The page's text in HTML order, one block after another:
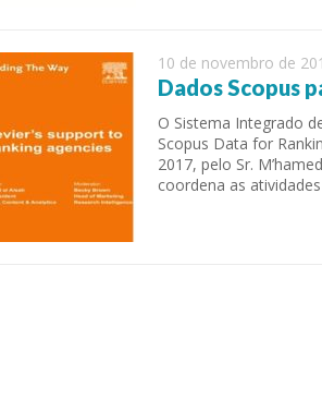
10 de novembro de
Dados Scopus
O Sistema Integrado
Scopus Data for
2017, pelo Sr.
coordena as
Sustainable Energy